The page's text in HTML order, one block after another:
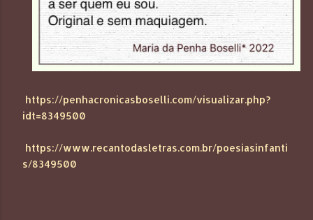
https://penhacronicasboselli.com/visualizar.php?
idt=8349500
https://www.recantodasletras.com.br/poesiasinfanti
s/8349500